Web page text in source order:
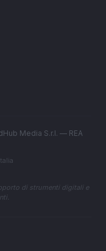
Media S.r.l. — REA
di strumenti digitali e